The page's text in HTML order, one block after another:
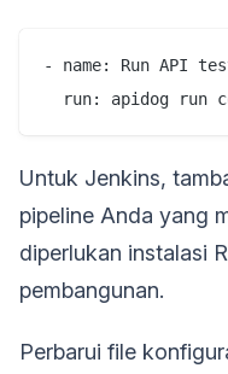
- name: Run API
Untuk Jenkins,
pipeline Anda yang
diperlukan instalasi
pembangunan.
Perbarui file